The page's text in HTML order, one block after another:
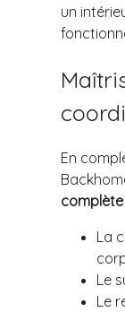
un
En
La
Le
Le